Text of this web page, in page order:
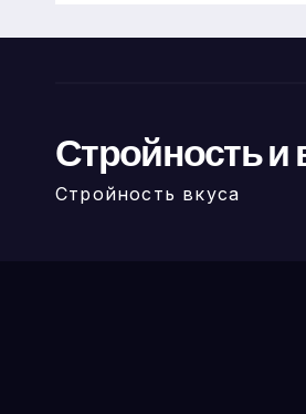
Стройность и
Стройность вкуса